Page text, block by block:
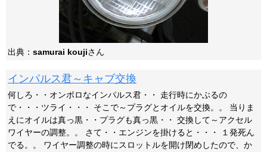
出典： samurai koujiさん
インパルス君～キャブ交換
何しろ・・オンボロなインパルス君・・ 走行時にかぶるの
で・・・ツライ・・・ そこで～プラグとオイルを交換。。 当りま
えにオイルは真っ黒・・プラグも真っ黒・・ 交換して～アクセル
ワイヤーの調整。。 さて・・エンジンを掛けると・・・ １発死ん
でる。。 ワイヤー調整の時にスロットルを開け閉めしたので、か